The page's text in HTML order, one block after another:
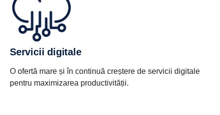
Servicii digitale
O ofertă mare și în continuă creștere de servicii digitale
pentru maximizarea productivității.